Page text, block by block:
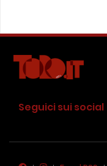
Seguici sui social